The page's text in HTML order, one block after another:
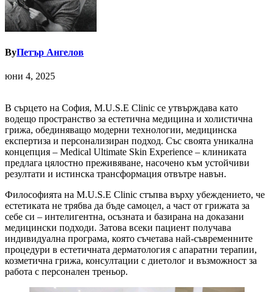
ByПетър Ангелов
юни 4, 2025
В сърцето на София, M.U.S.E Clinic се утвърждава като
водещо пространство за естетична медицина и холистична
грижа, обединяващо модерни технологии, медицинска
експертиза и персонализиран подход. Със своята уникална
концепция – Medical Ultimate Skin Experience – клиниката
предлага цялостно преживяване, насочено към устойчиви
резултати и истинска трансформация отвътре навън.
Философията на M.U.S.E Clinic стъпва върху убеждението, че
естетиката не трябва да бъде самоцел, а част от грижата за
себе си – интелигентна, осъзната и базирана на доказани
медицински подходи. Затова всеки пациент получава
индивидуална програма, която съчетава най-съвременните
процедури в естетичната дерматология с апаратни терапии,
козметична грижа, консултации с диетолог и възможност за
работа с персонален треньор.